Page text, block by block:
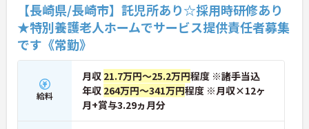
【長崎県/長崎市】託児所あり☆採用時研修あり
★特別養護老人ホームでサービス提供責任者募集
です《常勤》
給料
月収 21.7万円～25.2万円程度 ※諸手当込
年収 264万円～341万円程度 ※月収×12ヶ
月+賞与3.29ヵ月分